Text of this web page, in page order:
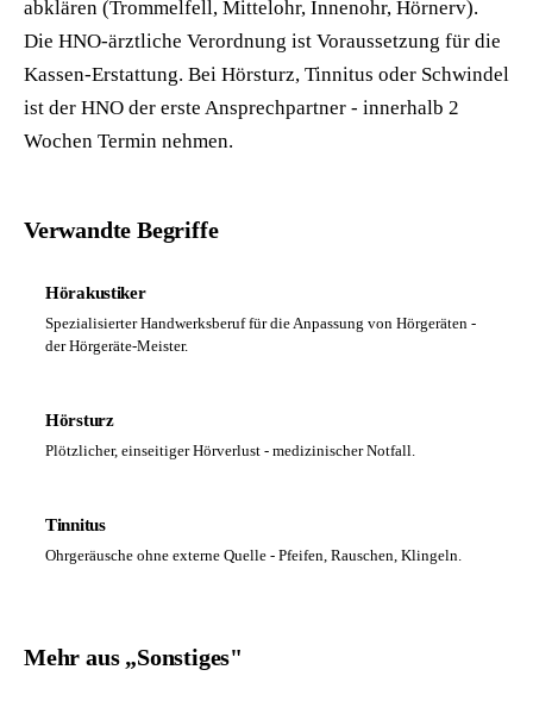
abklären (Trommelfell, Mittelohr, Innenohr, Hörnerv).
Die HNO-ärztliche Verordnung ist Voraussetzung für die
Kassen-Erstattung. Bei Hörsturz, Tinnitus oder Schwindel
ist der HNO der erste Ansprechpartner - innerhalb 2
Wochen Termin nehmen.
Verwandte Begriffe
Hörakustiker
Spezialisierter Handwerksberuf für die Anpassung von Hörgeräten -
der Hörgeräte-Meister.
Hörsturz
Plötzlicher, einseitiger Hörverlust - medizinischer Notfall.
Tinnitus
Ohrgeräusche ohne externe Quelle - Pfeifen, Rauschen, Klingeln.
Mehr aus „Sonstiges"